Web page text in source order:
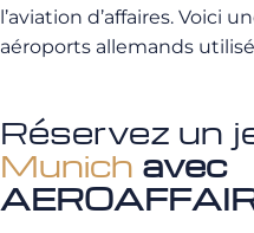
l’aviation d’affaires. Voici
aéroports allemands
Réservez un
Munich avec